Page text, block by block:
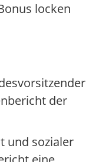
locken
der
und sozialer